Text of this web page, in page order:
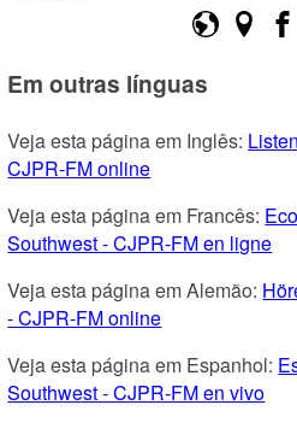
Em outras línguas
Veja esta página em Inglês:
CJPR-FM online
Veja esta página em Francês:
Southwest - CJPR-FM en ligne
Veja esta página em Alemão:
- CJPR-FM online
Veja esta página em Espanhol:
Southwest - CJPR-FM en vivo